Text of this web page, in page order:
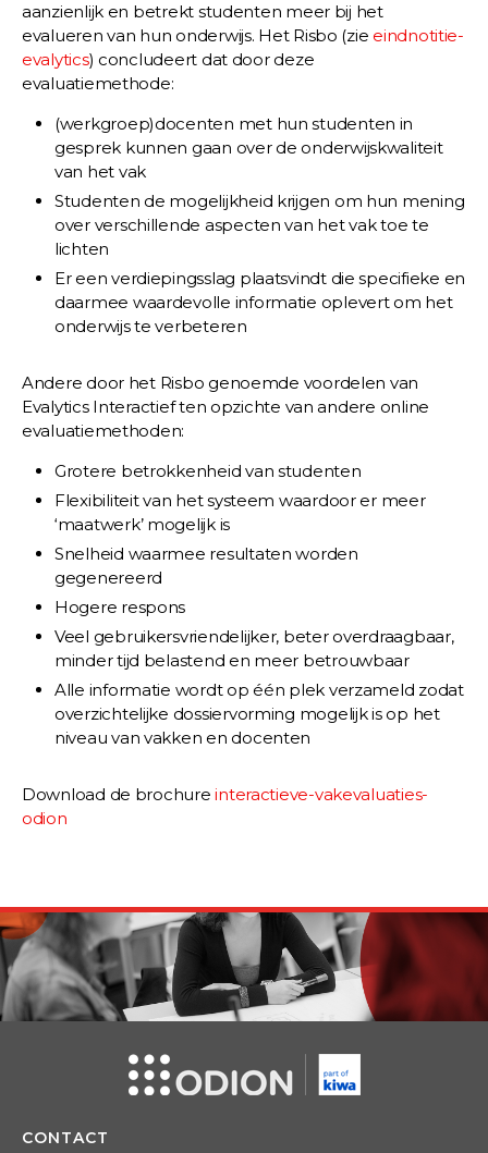
aanzienlijk en betrekt studenten meer bij het
evalueren van hun onderwijs. Het Risbo (zie eindnotitie-
evalytics) concludeert dat door deze
evaluatiemethode:
(werkgroep)docenten met hun studenten in
gesprek kunnen gaan over de onderwijskwaliteit
van het vak
Studenten de mogelijkheid krijgen om hun mening
over verschillende aspecten van het vak toe te
lichten
Er een verdiepingsslag plaatsvindt die specifieke en
daarmee waardevolle informatie oplevert om het
onderwijs te verbeteren
Andere door het Risbo genoemde voordelen van
Evalytics Interactief ten opzichte van andere online
evaluatiemethoden:
Grotere betrokkenheid van studenten
Flexibiliteit van het systeem waardoor er meer
‘maatwerk’ mogelijk is
Snelheid waarmee resultaten worden
gegenereerd
Hogere respons
Veel gebruikersvriendelijker, beter overdraagbaar,
minder tijd belastend en meer betrouwbaar
Alle informatie wordt op één plek verzameld zodat
overzichtelijke dossiervorming mogelijk is op het
niveau van vakken en docenten
Download de brochureinteractieve-vakevaluaties-
odion
CONTACT